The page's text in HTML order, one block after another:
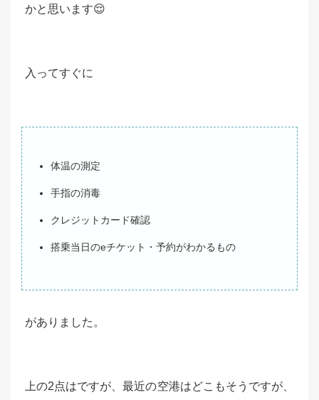
かと思います😌
入ってすぐに
体温の測定
手指の消毒
クレジットカード確認
搭乗当日のeチケット・予約がわかるもの
がありました。
上の2点はですが、最近の空港はどこもそうですが、